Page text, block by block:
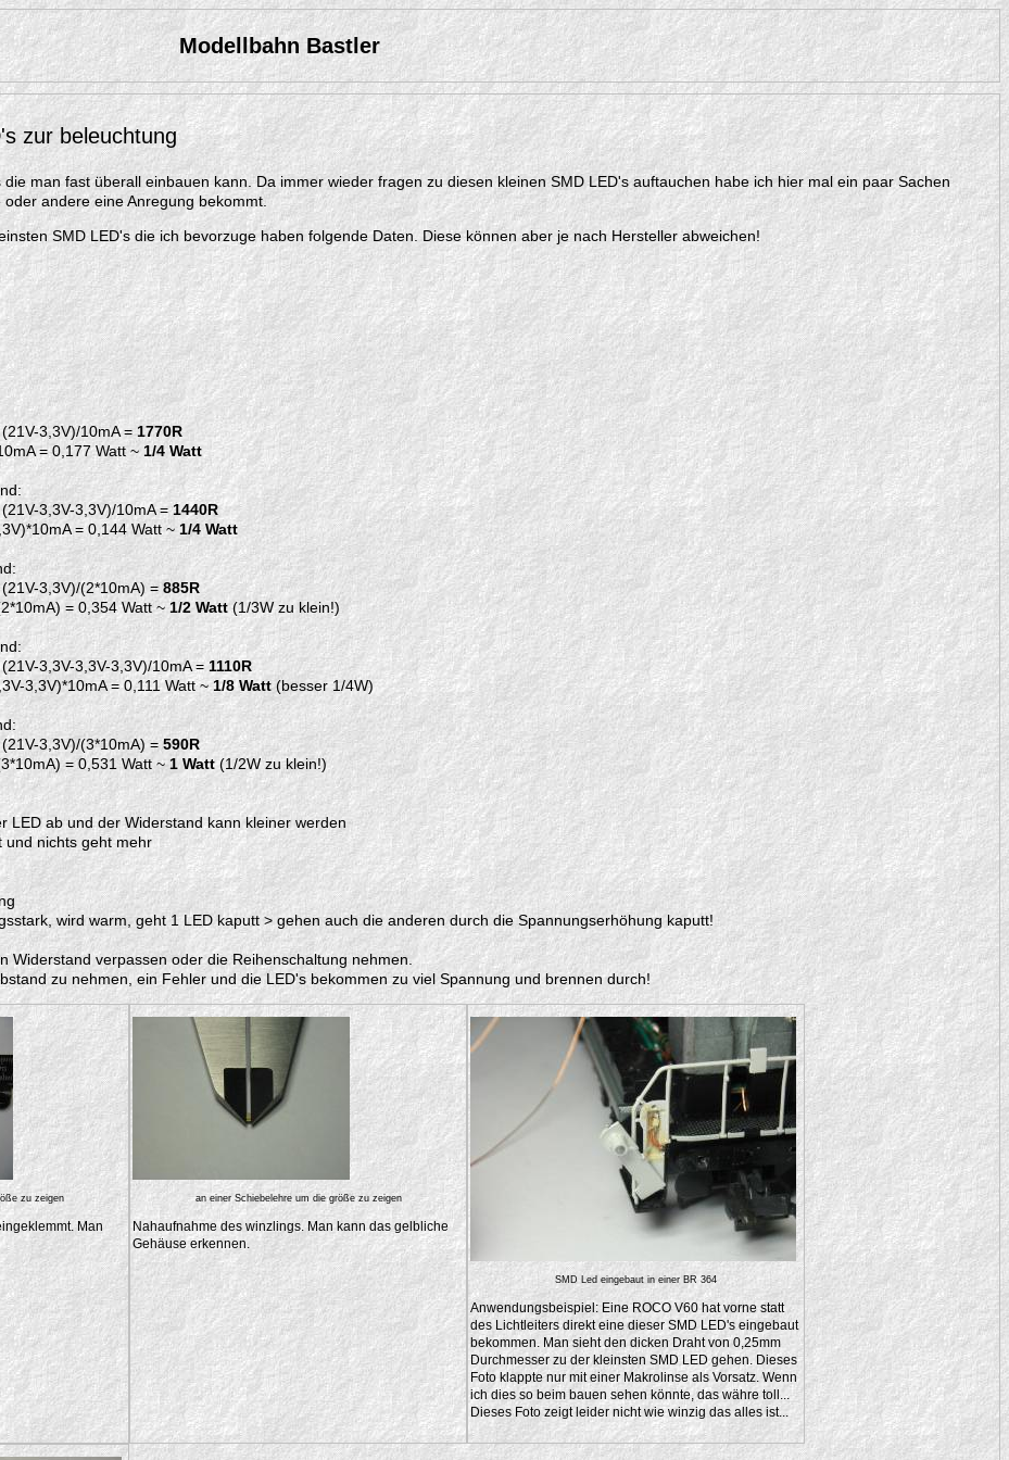
Modellbahn Bastler
zur beleuchtung
die man fast überall einbauen kann. Da immer wieder fragen zu diesen kleinen SMD LED's auftauchen habe ich hier mal ein paar Sachen
andere eine Anregung bekommt.
SMD LED's die ich bevorzuge haben folgende Daten. Diese können aber je nach Hersteller abweichen!
3,3V)/10mA =1770R
= 0,177 Watt ~ 1/4 Watt
3,3V-3,3V)/10mA =1440R
= 0,144 Watt ~ 1/4 Watt
3,3V)/(2*10mA) =885R
= 0,354 Watt ~ 1/2 Watt(1/3W zu klein!)
3,3V-3,3V-3,3V)/10mA = 1110R
3,3V)*10mA = 0,111 Watt ~1/8 Watt(besser 1/4W)
3,3V)/(3*10mA) =590R
= 0,531 Watt ~1 Watt(1/2W zu klein!)
LED ab und der Widerstand kann kleiner werden
nichts geht mehr
wird warm, geht 1 LED kaputt > gehen auch die anderen durch die Spannungserhöhung kaputt!
Widerstand verpassen oder die Reihenschaltung nehmen.
zu nehmen, ein Fehler und die LED's bekommen zu viel Spannung und brennen durch!
zu zeigen
Man
an einer Schiebelehre um die größe zu zeigen
Nahaufnahme des winzlings. Man kann das gelbliche
Gehäuse erkennen.
SMD Led eingebaut in einer BR 364
Anwendungsbeispiel: Eine ROCO V60 hat vorne statt
des Lichtleiters direkt eine dieser SMD LED's eingebaut
bekommen. Man sieht den dicken Draht von 0,25mm
Durchmesser zu der kleinsten SMD LED gehen. Dieses
Foto klappte nur mit einer Makrolinse als Vorsatz. Wenn
ich dies so beim bauen sehen könnte, das währe toll...
Dieses Foto zeigt leider nicht wie winzig das alles ist...